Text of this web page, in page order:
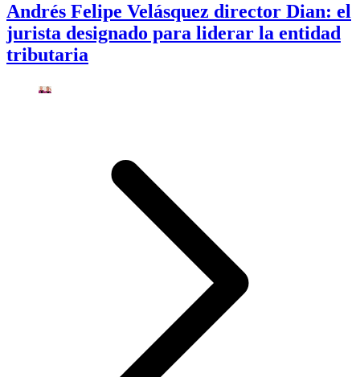
Andrés Felipe Velásquez director Dian: el
jurista designado para liderar la entidad
tributaria